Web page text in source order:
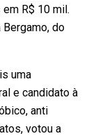
R$ 10 mil.
do
uma
e candidato à
anti
votou a